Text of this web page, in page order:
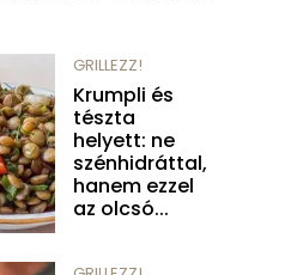
GRILLEZZ!
Krumpli és
tészta
helyett: ne
szénhidráttal,
hanem ezzel
az olcsó...